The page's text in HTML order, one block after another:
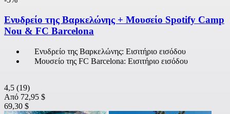
Ενυδρείο της Βαρκελώνης + Μουσείο Spotify Camp
Nou & FC Barcelona
Ενυδρείο της Βαρκελώνης: Εισιτήριο εισόδου
Μουσείο της FC Barcelona: Εισιτήριο εισόδου
4,5 (19)
Από 72,95 $
69,30 $